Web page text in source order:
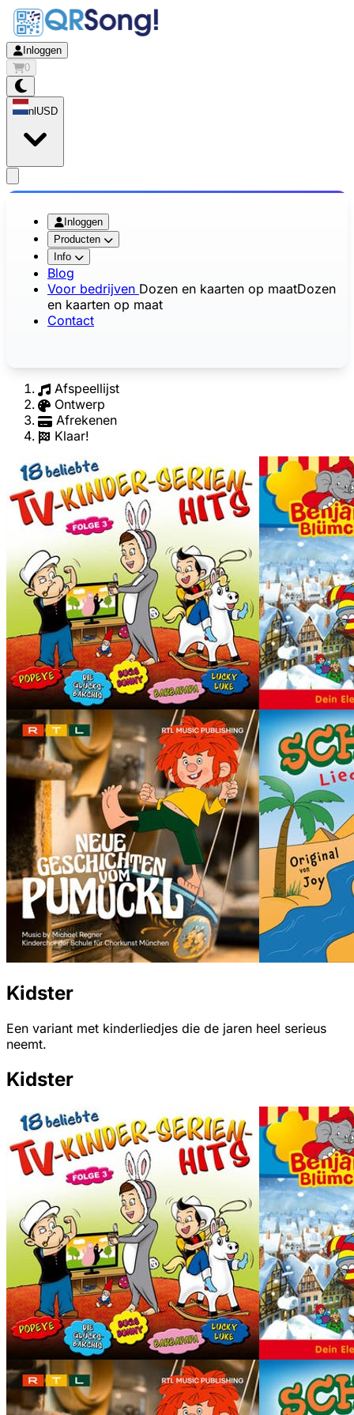
Inloggen
0
nl USD
Inloggen
Producten
Info
Blog
Voor bedrijven Dozen en kaarten op maatDozen
en kaarten op maat
Contact
Afspeellijst
Ontwerp
Afrekenen
Klaar!
Kidster
Een variant met kinderliedjes die de jaren heel serieus
neemt.
Kidster